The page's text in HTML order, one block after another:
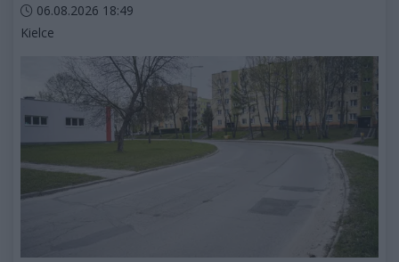
Data dodania artykułu:
06.08.2026 18:49
Kategorie artykułu:
Kielce